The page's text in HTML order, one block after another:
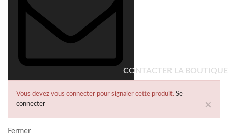
CONTACTER LA BOUTIQUE
Vous devez vous connecter pour signaler cette produit. Se
connecter
×
Fermer